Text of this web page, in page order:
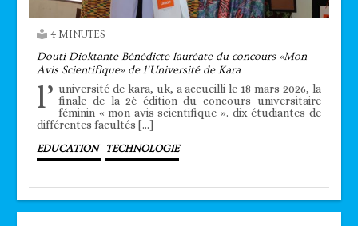
4 MINUTES
Douti Dioktante Bénédicte lauréate du concours «Mon
Avis Scientifique» de l’Université de Kara
l’ université de kara, uk, a accueilli le 18 mars 2026, la
finale de la 2è édition du concours universitaire
féminin « mon avis scientifique ». dix étudiantes de
différentes facultés […]
EDUCATION TECHNOLOGIE